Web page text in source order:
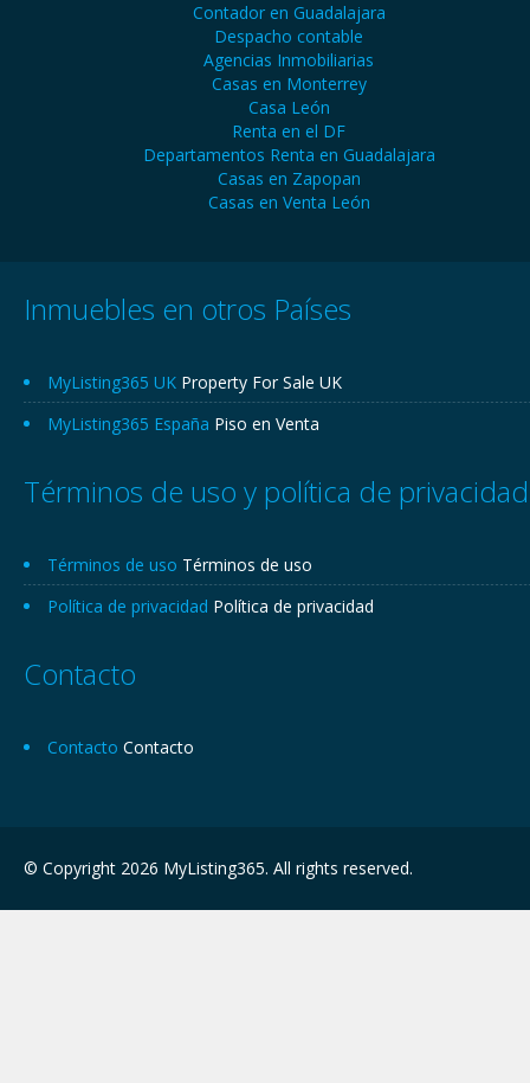
Contador en Guadalajara
Despacho contable
Agencias Inmobiliarias
Casas en Monterrey
Casa León
Renta en el DF
Departamentos Renta en Guadalajara
Casas en Zapopan
Casas en Venta León
Inmuebles en otros Países
MyListing365 UK Property For Sale UK
MyListing365 España Piso en Venta
Términos de uso y política de privacidad
Términos de uso Términos de uso
Política de privacidad Política de privacidad
Contacto
Contacto Contacto
© Copyright 2026 MyListing365. All rights reserved.